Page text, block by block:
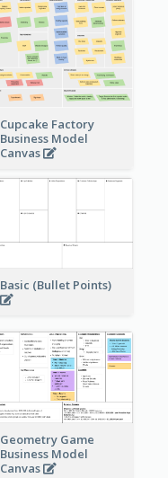
Cupcake Factory
Business Model
Canvas
Basic (Bullet Points)
Geometry Game
Business Model
Canvas